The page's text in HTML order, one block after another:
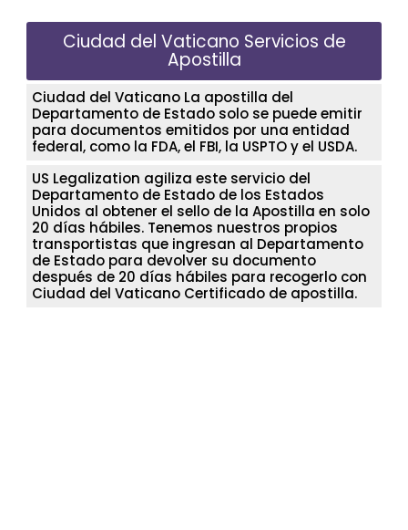
Ciudad del Vaticano Servicios de
Apostilla
Ciudad del Vaticano La apostilla del
Departamento de Estado solo se puede emitir
para documentos emitidos por una entidad
federal, como la FDA, el FBI, la USPTO y el USDA.
US Legalization agiliza este servicio del
Departamento de Estado de los Estados
Unidos al obtener el sello de la Apostilla en solo
20 días hábiles. Tenemos nuestros propios
transportistas que ingresan al Departamento
de Estado para devolver su documento
después de 20 días hábiles para recogerlo con
Ciudad del Vaticano Certificado de apostilla.